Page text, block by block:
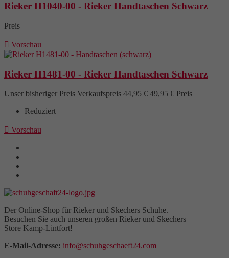
Rieker H1040-00 - Rieker Handtaschen Schwarz
Preis
 Vorschau
Rieker H1481-00 - Rieker Handtaschen Schwarz
Unser bisheriger Preis Verkaufspreis 44,95 € 49,95 € Preis
Reduziert
 Vorschau
Der Online-Shop für Rieker und Skechers Schuhe.
Besuchen Sie auch unseren großen Rieker und Skechers
Store Kamp-Lintfort!
E-Mail-Adresse: info@schuhgeschaeft24.com